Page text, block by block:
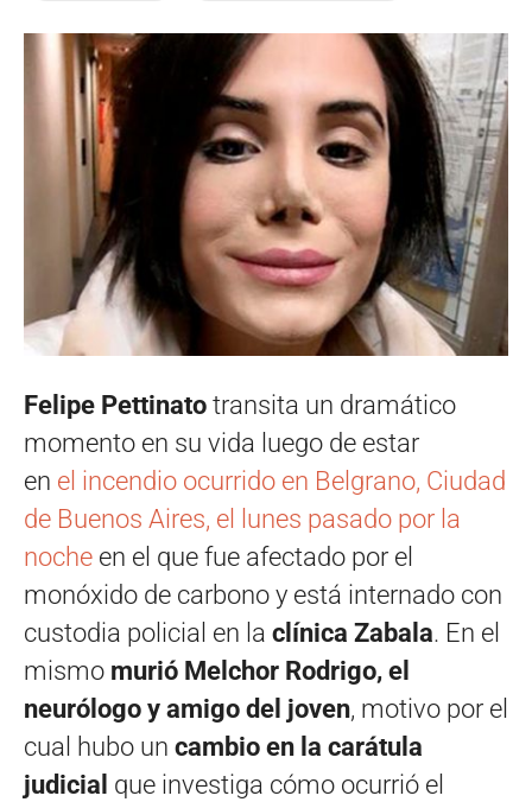
Felipe Pettinato transita un dramático
momento en su vida luego de estar
en el incendio ocurrido en Belgrano, Ciudad
de Buenos Aires, el lunes pasado por la
noche en el que fue afectado por el
monóxido de carbono y está internado con
custodia policial en la clínica Zabala. En el
mismo murió Melchor Rodrigo, el
neurólogo y amigo del joven, motivo por el
cual hubo un cambio en la carátula
judicial que investiga cómo ocurrió el